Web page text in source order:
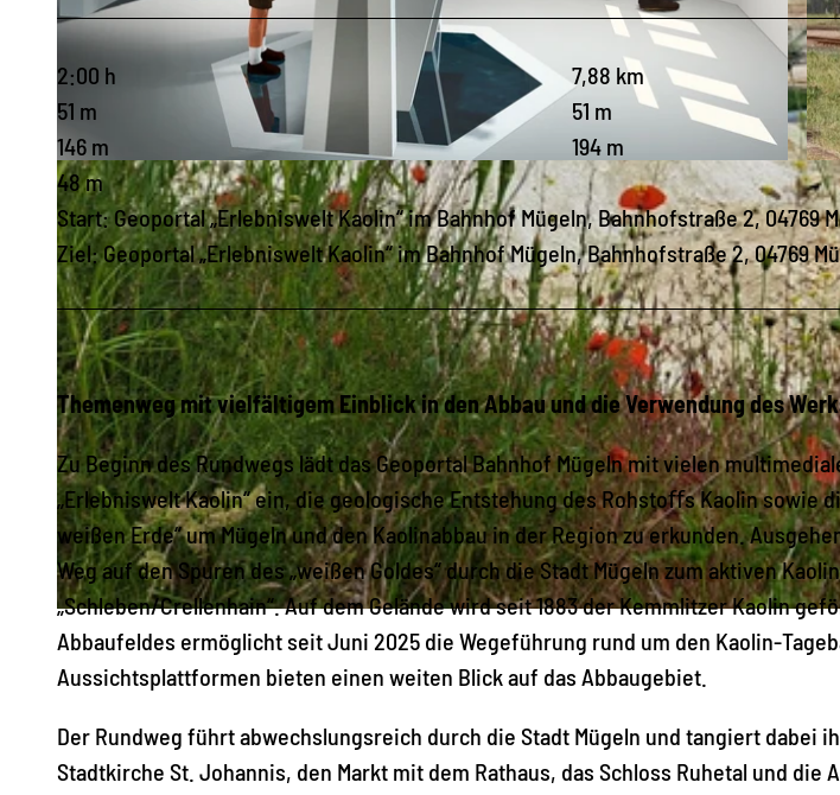
© Kerstin Helbig, Geopark Porphyrland. Steinreich in Sachsen e.V. |
© L. Hoschkara | KI-optimiert © S.
2:00 h
7,88 km
51 m
51 m
146 m
194 m
48 m
Start: Geoportal „Erlebniswelt Kaolin“ im Bahnhof Mügeln, Bahnhofstraße 2, 04769
Ziel: Geoportal „Erlebniswelt Kaolin“ im Bahnhof Mügeln, Bahnhofstraße 2, 04769
Themenweg mit vielfältigem Einblick in den Abbau und die Verwendung des
Zu Beginn des Rundwegs lädt das Geoportal Bahnhof Mügeln mit vielen
„Erlebniswelt Kaolin“ ein, die geologische Entstehung des Rohstoﬀs Kaolin sowie
weißen Erde“ um Mügeln und den Kaolinabbau in der Region zu erkunden.
Weg auf den Spuren des „weißen Goldes“ durch die Stadt Mügeln zum aktiven
„Schleben/Crellenhain“. Auf dem Gelände wird seit 1883 der Kemmlitzer Kaolin
Abbaufeldes ermöglicht seit Juni 2025 die Wegeführung rund um den Kaolin-
Aussichtsplattformen bieten einen weiten Blick auf das Abbaugebiet.
Der Rundweg führt abwechslungsreich durch die Stadt Mügeln und tangiert dabei
Stadtkirche St. Johannis, den Markt mit dem Rathaus, das Schloss Ruhetal und die